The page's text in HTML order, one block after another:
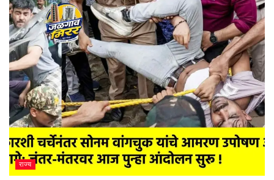
राज्य